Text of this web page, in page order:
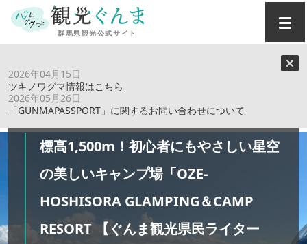
2026年04月15日
ツキノワグマ情報はこちら
2026年05月26日
「GUNMAPASSPORT」に関するお問い合わせについて
標高1,500m！初心者にもやさしい星空の美しいキャンプ場
「OZE-HOSHISORA GLAMPING＆CAMP RESORT 【ぐんま
観光県民ライター（ぐん記者）】
標高1,500m！初心者にもやさしい星空
の美しいキャンプ場「OZE-
HOSHISORA GLAMPING＆CAMP
RESORT 【ぐんま観光県民ライター